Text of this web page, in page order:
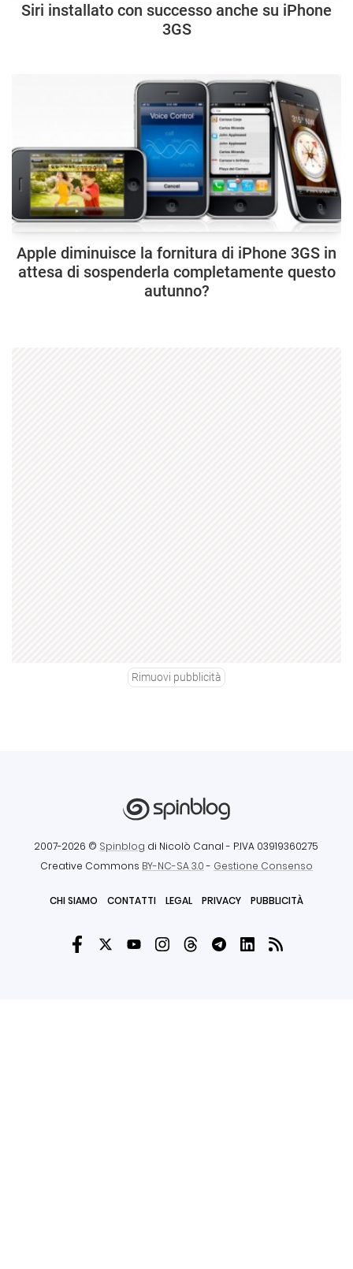
Siri installato con successo anche su iPhone
3GS
Apple diminuisce la fornitura di iPhone 3GS in
attesa di sospenderla completamente questo
autunno?
Rimuovi pubblicità
2007-2026 © Spinblog di Nicolò Canal - P.IVA 03919360275
Creative Commons BY-NC-SA 3.0- Gestione Consenso
CHI SIAMO CONTATTI LEGAL PRIVACY PUBBLICITÀ